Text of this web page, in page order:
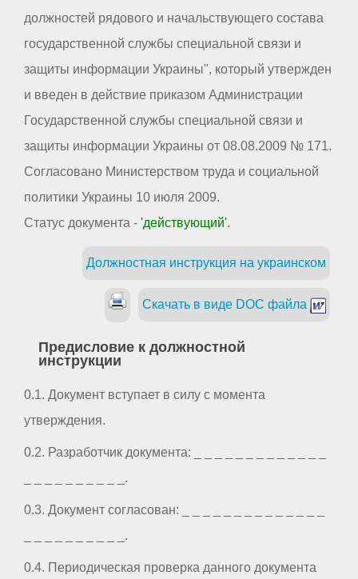
должностей рядового и начальствующего состава
государственной службы специальной связи и
защиты информации Украины", который утвержден
и введен в действие приказом Администрации
Государственной службы специальной связи и
защиты информации Украины от 08.08.2009 № 171.
Согласовано Министерством труда и социальной
политики Украины 10 июля 2009.
Статус документа - 'действующий'.
Должностная инструкция на украинском
Скачать в виде DOC файла
Предисловие к должностной
инструкции
0.1. Документ вступает в силу с момента
утверждения.
0.2. Разработчик документа: _ _ _ _ _ _ _ _ _ _ _ _ _
_ _ _ _ _ _ _ _ _ _.
0.3. Документ согласован: _ _ _ _ _ _ _ _ _ _ _ _ _ _
_ _ _ _ _ _ _ _ _ _.
0.4. Периодическая проверка данного документа